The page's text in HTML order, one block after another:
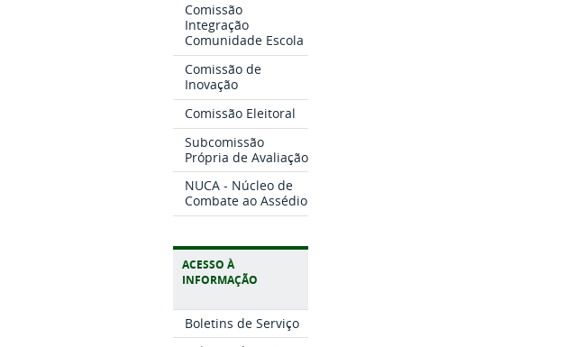
Comissão
Integração
Comunidade Escola
Comissão de
Inovação
Comissão Eleitoral
Subcomissão
Própria de Avaliação
NUCA - Núcleo de
Combate ao Assédio
ACESSO À
INFORMAÇÃO
Boletins de Serviço